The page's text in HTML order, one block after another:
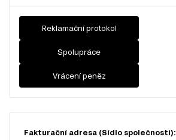
Reklamační protokol
Spolupráce
Vrácení peněz
Fakturační adresa (Sídlo společnosti):